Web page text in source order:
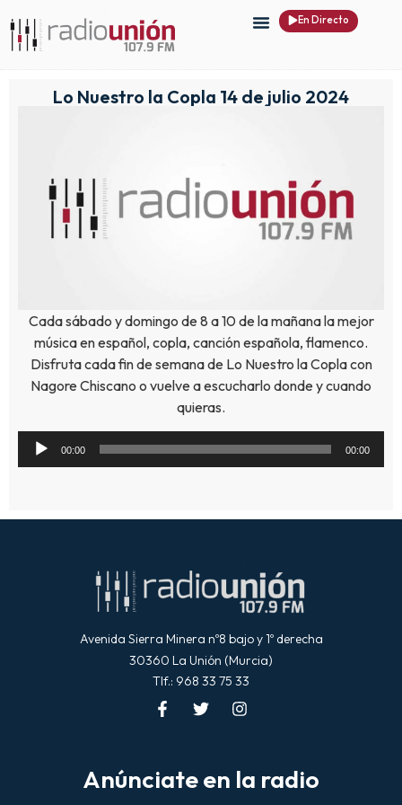
En Directo
Lo Nuestro la Copla 14 de julio 2024
Cada sábado y domingo de 8 a 10 de la mañana la mejor
música en español, copla, canción española, flamenco.
Disfruta cada fin de semana de Lo Nuestro la Copla con
Nagore Chiscano o vuelve a escucharlo donde y cuando
quieras.
Reproductor
00:00 00:00
Avenida Sierra Minera nº8 bajo y 1º derecha
30360 La Unión (Murcia)
Tlf.: 968 33 75 33
Anúnciate en la radio